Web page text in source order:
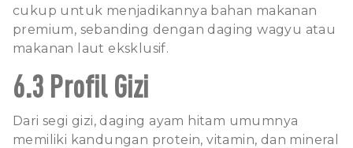
cukup untuk menjadikannya bahan makanan
premium, sebanding dengan daging wagyu atau
makanan laut eksklusif.
6.3 Profil Gizi
Dari segi gizi, daging ayam hitam umumnya
memiliki kandungan protein, vitamin, dan mineral